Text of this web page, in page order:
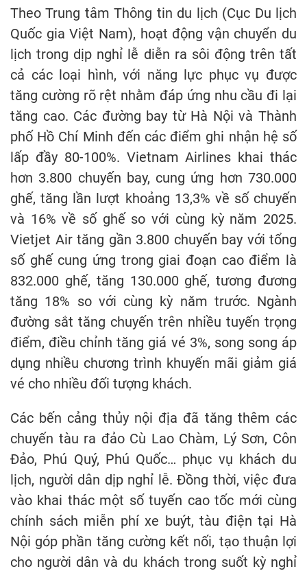
Theo Trung tâm Thông tin du lịch (Cục Du lịch
Quốc gia Việt Nam), hoạt động vận chuyển du
lịch trong dịp nghỉ lễ diễn ra sôi động trên tất
cả các loại hình, với năng lực phục vụ được
tăng cường rõ rệt nhằm đáp ứng nhu cầu đi lại
tăng cao. Các đường bay từ Hà Nội và Thành
phố Hồ Chí Minh đến các điểm ghi nhận hệ số
lấp đầy 80-100%. Vietnam Airlines khai thác
hơn 3.800 chuyến bay, cung ứng hơn 730.000
ghế, tăng lần lượt khoảng 13,3% về số chuyến
và 16% về số ghế so với cùng kỳ năm 2025.
Vietjet Air tăng gần 3.800 chuyến bay với tổng
số ghế cung ứng trong giai đoạn cao điểm là
832.000 ghế, tăng 130.000 ghế, tương đương
tăng 18% so với cùng kỳ năm trước. Ngành
đường sắt tăng chuyến trên nhiều tuyến trọng
điểm, điều chỉnh tăng giá vé 3%, song song áp
dụng nhiều chương trình khuyến mãi giảm giá
vé cho nhiều đối tượng khách.
Các bến cảng thủy nội địa đã tăng thêm các
chuyến tàu ra đảo Cù Lao Chàm, Lý Sơn, Côn
Đảo, Phú Quý, Phú Quốc… phục vụ khách du
lịch, người dân dịp nghỉ lễ. Đồng thời, việc đưa
vào khai thác một số tuyến cao tốc mới cùng
chính sách miễn phí xe buýt, tàu điện tại Hà
Nội góp phần tăng cường kết nối, tạo thuận lợi
cho người dân và du khách trong suốt kỳ nghỉ